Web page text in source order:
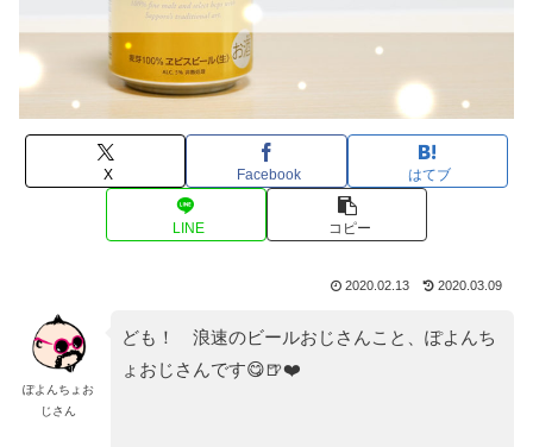
X Facebook はてブ
LINE コピー
2020.02.13 2020.03.09
ぽよんちょお
じさん
ども！ 浪速のビールおじさんこと、ぽよんち
ょおじさんです😋🍺❤️